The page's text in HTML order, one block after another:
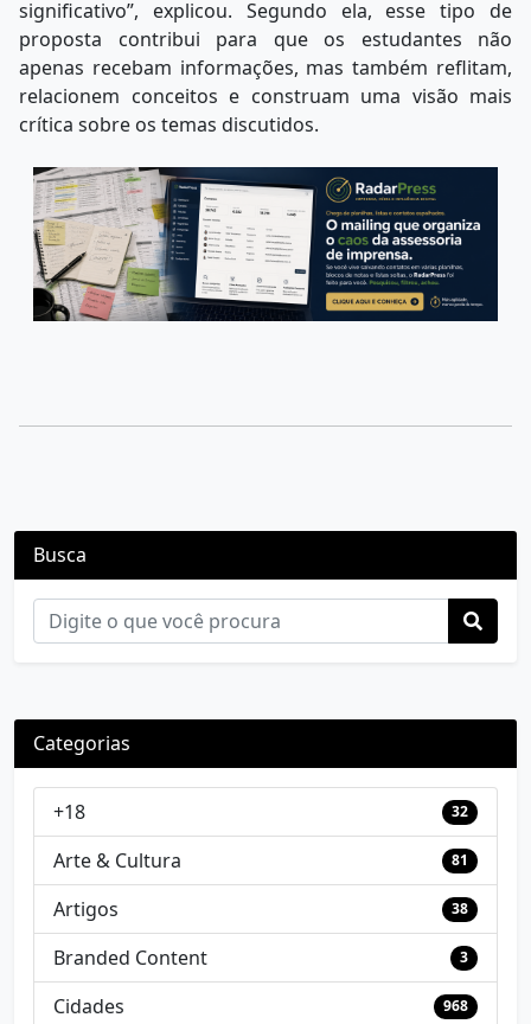
significativo”, explicou. Segundo ela, esse tipo de
proposta contribui para que os estudantes não
apenas recebam informações, mas também reflitam,
relacionem conceitos e construam uma visão mais
crítica sobre os temas discutidos.
Busca
Categorias
+18 32
Arte & Cultura 81
Artigos 38
Branded Content 3
Cidades 968